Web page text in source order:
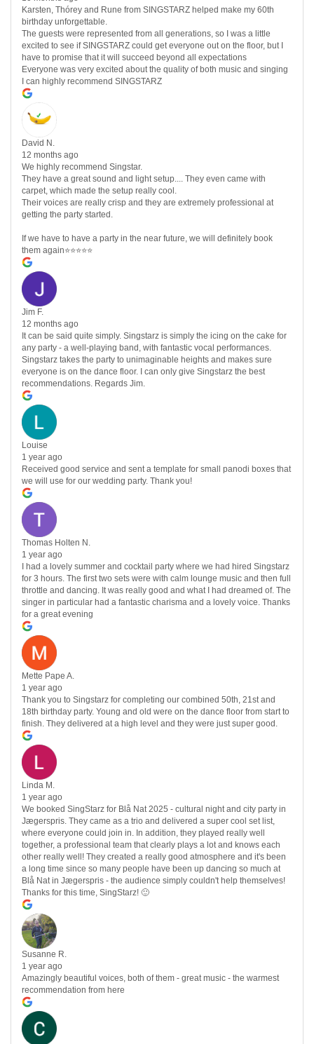
Karsten, Thórey and Rune from SINGSTARZ helped make my 60th
birthday unforgettable.
The guests were represented from all generations, so I was a little
excited to see if SINGSTARZ could get everyone out on the floor, but I
have to promise that it will succeed beyond all expectations
Everyone was very excited about the quality of both music and singing
I can highly recommend SINGSTARZ
David N.
12 months ago
We highly recommend Singstar.
They have a great sound and light setup.... They even came with
carpet, which made the setup really cool.
Their voices are really crisp and they are extremely professional at
getting the party started.
If we have to have a party in the near future, we will definitely book
them again⭐⭐⭐⭐⭐
Jim F.
12 months ago
It can be said quite simply. Singstarz is simply the icing on the cake for
any party - a well-playing band, with fantastic vocal performances.
Singstarz takes the party to unimaginable heights and makes sure
everyone is on the dance floor. I can only give Singstarz the best
recommendations. Regards Jim.
Louise
1 year ago
Received good service and sent a template for small panodi boxes that
we will use for our wedding party. Thank you!
Thomas Holten N.
1 year ago
I had a lovely summer and cocktail party where we had hired Singstarz
for 3 hours. The first two sets were with calm lounge music and then full
throttle and dancing. It was really good and what I had dreamed of. The
singer in particular had a fantastic charisma and a lovely voice. Thanks
for a great evening
Mette Pape A.
1 year ago
Thank you to Singstarz for completing our combined 50th, 21st and
18th birthday party. Young and old were on the dance floor from start to
finish. They delivered at a high level and they were just super good.
Linda M.
1 year ago
We booked SingStarz for Blå Nat 2025 - cultural night and city party in
Jægerspris. They came as a trio and delivered a super cool set list,
where everyone could join in. In addition, they played really well
together, a professional team that clearly plays a lot and knows each
other really well! They created a really good atmosphere and it's been
a long time since so many people have been up dancing so much at
Blå Nat in Jægerspris - the audience simply couldn't help themselves!
Thanks for this time, SingStarz! 🙂
Susanne R.
1 year ago
Amazingly beautiful voices, both of them - great music - the warmest
recommendation from here